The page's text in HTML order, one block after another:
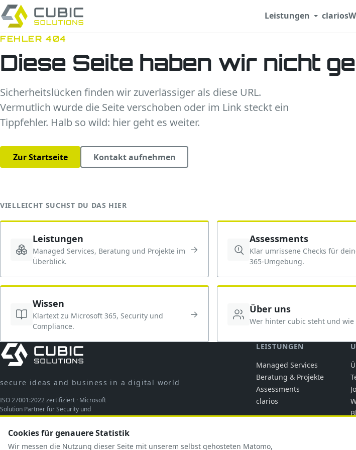
Leistungen clarios
FEHLER 404
Diese Seite haben wir nicht
Sicherheitslücken finden wir zuverlässiger als diese URL.
Vermutlich wurde die Seite verschoben oder im Link steckt ein
Tippfehler. Halb so wild: hier geht es weiter.
Zur Startseite Kontakt aufnehmen
VIELLEICHT SUCHST DU DAS HIER
Leistungen
Managed Services, Beratung und Projekte im
Überblick.
→
Assessments
Klar umrissene Checks für
365-Umgebung.
Wissen
Klartext zu Microsoft 365, Security und
Compliance.
→ Über uns
Wer hinter cubic steht und
secure ideas and business in a digital world
ISO 27001:2022 zertifiziert · Microsoft
Solution Partner für Security und
Modern Work
LEISTUNGEN
Managed Services
Beratung & Projekte
Assessments
clarios
Cookies für genauere Statistik
Wir messen die Nutzung dieser Seite mit unserem selbst gehosteten Matomo,